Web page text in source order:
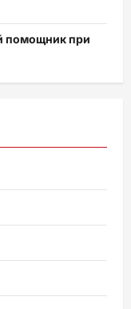
помощник при